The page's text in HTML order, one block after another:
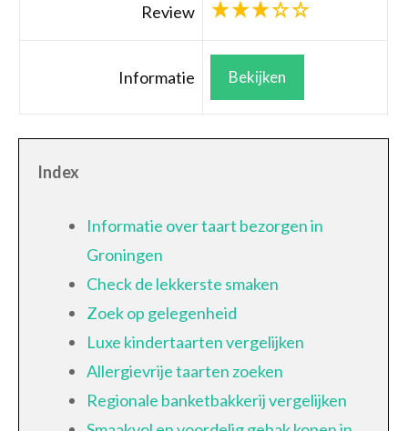
Review
Informatie Bekijken
Index
Informatie over taart bezorgen in
Groningen
Check de lekkerste smaken
Zoek op gelegenheid
Luxe kindertaarten vergelijken
Allergievrije taarten zoeken
Regionale banketbakkerij vergelijken